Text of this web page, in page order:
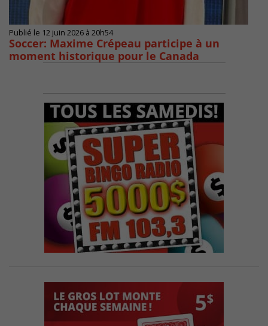
Publié le 12 juin 2026 à 20h54
Soccer: Maxime Crépeau participe à un
moment historique pour le Canada